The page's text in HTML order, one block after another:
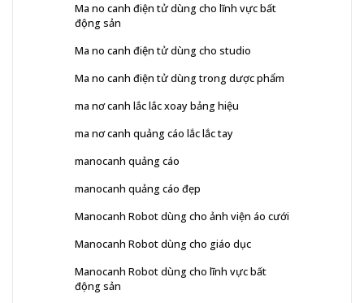
Ma no canh điện tử dùng cho lĩnh vực bất
động sản
Ma no canh điện tử dùng cho studio
Ma no canh điện tử dùng trong dược phẩm
ma nơ canh lắc lắc xoay bảng hiệu
ma nơ canh quảng cáo lắc lắc tay
manocanh quảng cáo
manocanh quảng cáo đẹp
Manocanh Robot dùng cho ảnh viện áo cưới
Manocanh Robot dùng cho giáo dục
Manocanh Robot dùng cho lĩnh vực bất
động sản